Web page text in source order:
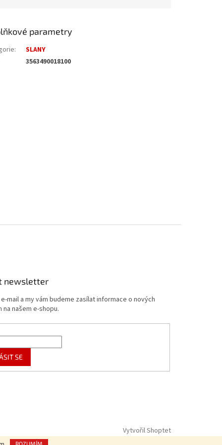
ROZUMÍM
parametry
:
SLANY
3563490018100
newsletter
mail a my vám budeme zasílat informace o nových
našem e-shopu.
SE
Vytvořil Shoptet